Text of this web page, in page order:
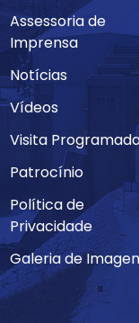
Assessoria de
Imprensa
Notícias
Vídeos
Visita
Patrocínio
Política de
Privacidade
Galeria de